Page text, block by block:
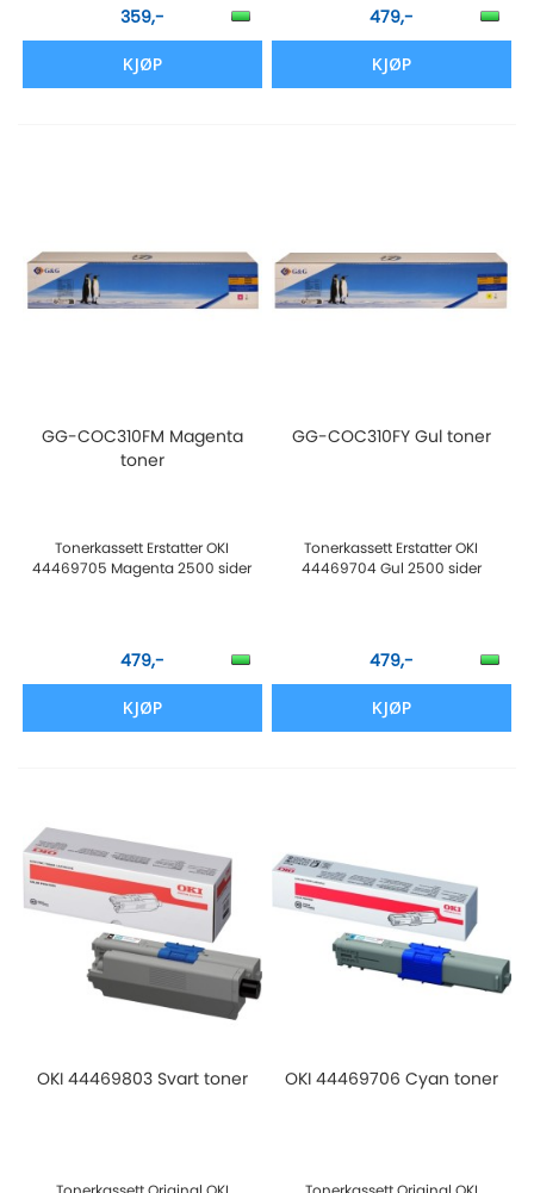
359,-
KJØP
479,-
KJØP
GG-COC310FM Magenta
toner
Tonerkassett Erstatter OKI
44469705 Magenta 2500 sider
479,-
KJØP
GG-COC310FY Gul toner
Tonerkassett Erstatter OKI
44469704 Gul 2500 sider
479,-
KJØP
OKI 44469803 Svart toner OKI 44469706 Cyan toner